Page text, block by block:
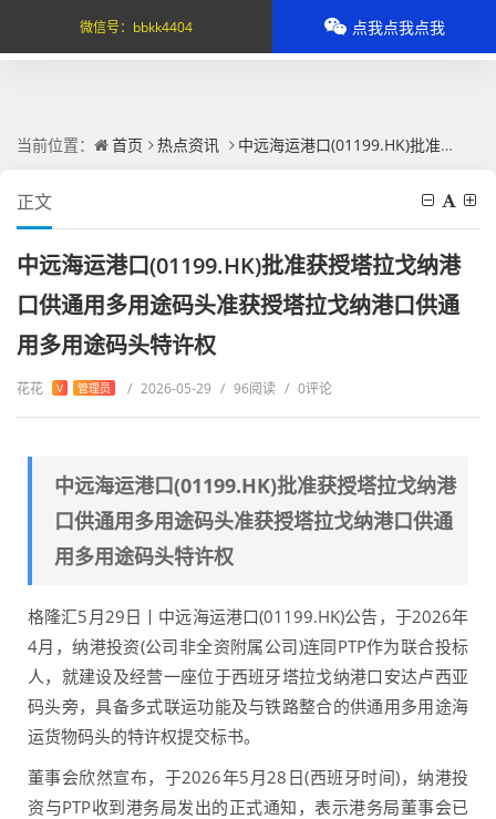
当前位置： 首页 热点资讯 中远海运港口(01199.HK)批准获授塔拉戈纳港口供通用多用途码头准获授塔拉戈纳港口供通用多用途码头特许权
正文
中远海运港口(01199.HK)批准获授塔拉戈纳港
口供通用多用途码头准获授塔拉戈纳港口供通
用多用途码头特许权
花花 V 管理员 / 2026-05-29 / 96阅读 / 0评论
中远海运港口(01199.HK)批准获授塔拉戈纳港
口供通用多用途码头准获授塔拉戈纳港口供通
用多用途码头特许权
格隆汇5月29日丨中远海运港口(01199.HK)公告，于2026年
4月，纳港投资(公司非全资附属公司)连同PTP作为联合投标
人，就建设及经营一座位于西班牙塔拉戈纳港口安达卢西亚
码头旁，具备多式联运功能及与铁路整合的供通用多用途海
运货物码头的特许权提交标书。
董事会欣然宣布，于2026年5月28日(西班牙时间)，纳港投
资与PTP收到港务局发出的正式通知，表示港务局董事会已
微信号： bbkk4404 点我点我点我